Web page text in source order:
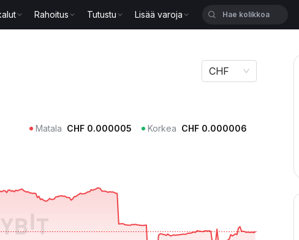
Rahoitus Tutustu Lisää varoja
CHF
Matala CHF 0.000005 Korkea CHF 0.000006